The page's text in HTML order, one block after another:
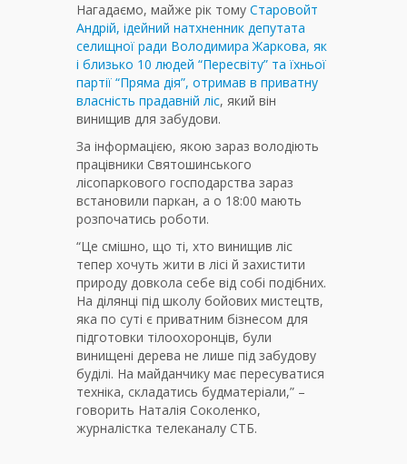
Нагадаємо, майже рік тому Старовойт
Андрій, ідейний натхненник депутата
селищної ради Володимира Жаркова, як
і близько 10 людей “Пересвіту” та їхньої
партії “Пряма дія”, отримав в приватну
власність прадавній ліс, який він
винищив для забудови.
За інформацією, якою зараз володіють
працівники Святошинського
лісопаркового господарства зараз
встановили паркан, а о 18:00 мають
розпочатись роботи.
“Це смішно, що ті, хто винищив ліс
тепер хочуть жити в лісі й захистити
природу довкола себе від собі подібних.
На ділянці під школу бойових мистецтв,
яка по суті є приватним бізнесом для
підготовки тілоохоронців, були
винищені дерева не лише під забудову
буділі. На майданчику має пересуватися
техніка, складатись будматеріали,” –
говорить Наталія Соколенко,
журналістка телеканалу СТБ.